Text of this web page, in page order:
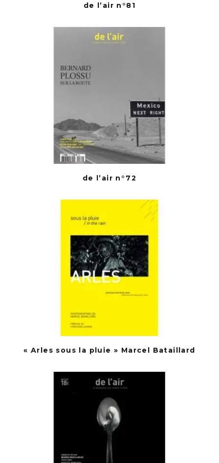
de l’air n°81
de l’air n°72
« Arles sous la pluie » Marcel Bataillard